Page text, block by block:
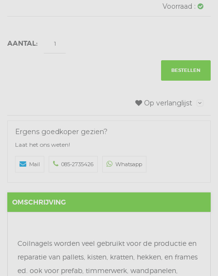
Voorraad :
AANTAL:
BESTELLEN
Op verlanglijst
Ergens goedkoper gezien?
Laat het ons weten!
Mail 085-2735426 Whatsapp
OMSCHRIJVING
Coilnagels worden veel gebruikt voor de productie en
reparatie van pallets, kisten, kratten, hekken, en frames
ed. ook voor prefab, timmerwerk, wandpanelen,